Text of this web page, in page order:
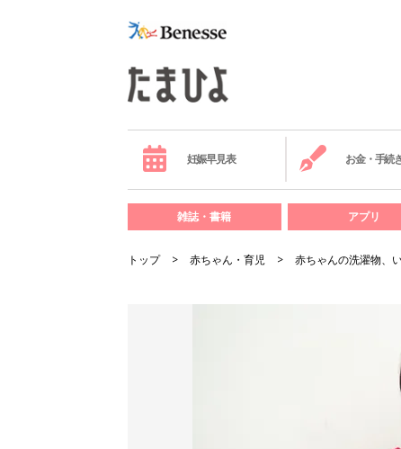
妊娠早見表 お金・手続
雑誌・書籍 アプリ
トップ 赤ちゃん・育児 赤ちゃんの洗濯物、